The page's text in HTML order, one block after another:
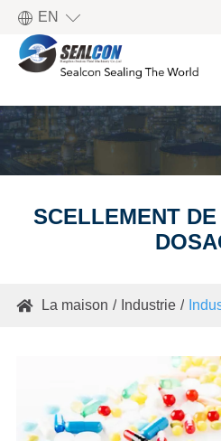
EN 
SCELLEMENT
 La maison Industrie